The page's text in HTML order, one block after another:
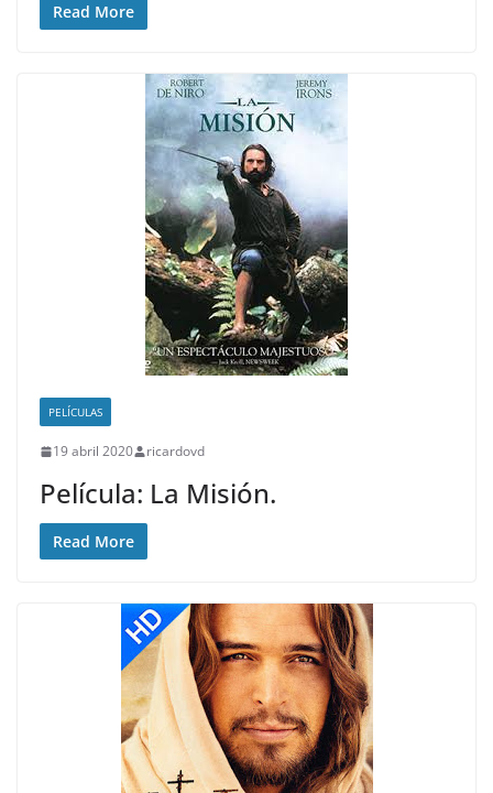
Read More
PELÍCULAS
19 abril 2020 ricardovd
Película: La Misión.
Read More